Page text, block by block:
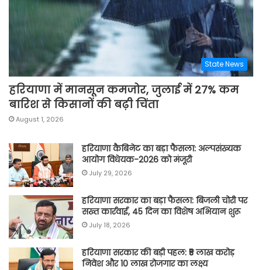
State News
हरियाणा में मानसून कमजोर, जुलाई में 27% कम
बारिश से किसानों की बढ़ी चिंता
August 1, 2026
हरियाणा कैबिनेट का बड़ा फैसला: अल्पसंख्यक
आयोग विधेयक-2026 को मंजूरी
July 29, 2026
हरियाणा सरकार का बड़ा फैसला: बिजली चोरी पर
सख्त कार्रवाई, 45 दिन का विशेष अभियान शुरू
July 18, 2026
हरियाणा सरकार की बड़ी पहल: ₹5 लाख करोड़
निवेश और 10 लाख रोजगार का लक्ष्य